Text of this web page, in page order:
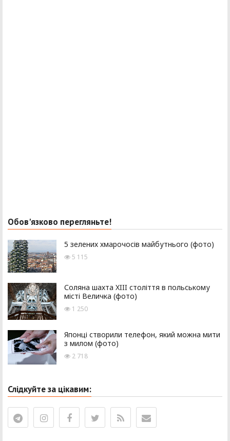
Обов'язково перегляньте!
5 зелених хмарочосів майбутнього (фото)
5 115
Соляна шахта XIII століття в польському
місті Величка (фото)
1 250
Японці створили телефон, який можна мити
з милом (фото)
2 718
Слідкуйте за цікавим: